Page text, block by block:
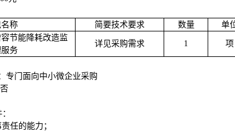
称 简要技术要求 数量 单
节能降耗改造监
务
详见采购需求 1 项
专门面向中小微企业采购
任的能力；